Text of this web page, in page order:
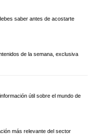
saber antes de acostarte
de la semana, exclusiva
útil sobre el mundo de
más relevante del sector